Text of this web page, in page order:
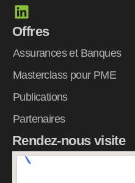
L
i
n
k
e
i
n
Offres
Assurances et Banques
Masterclass pour PME
Publications
Partenaires
Rendez-nous visite